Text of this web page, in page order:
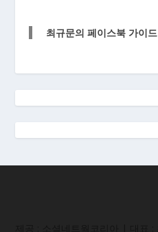
최규문의 페이스북 가이드